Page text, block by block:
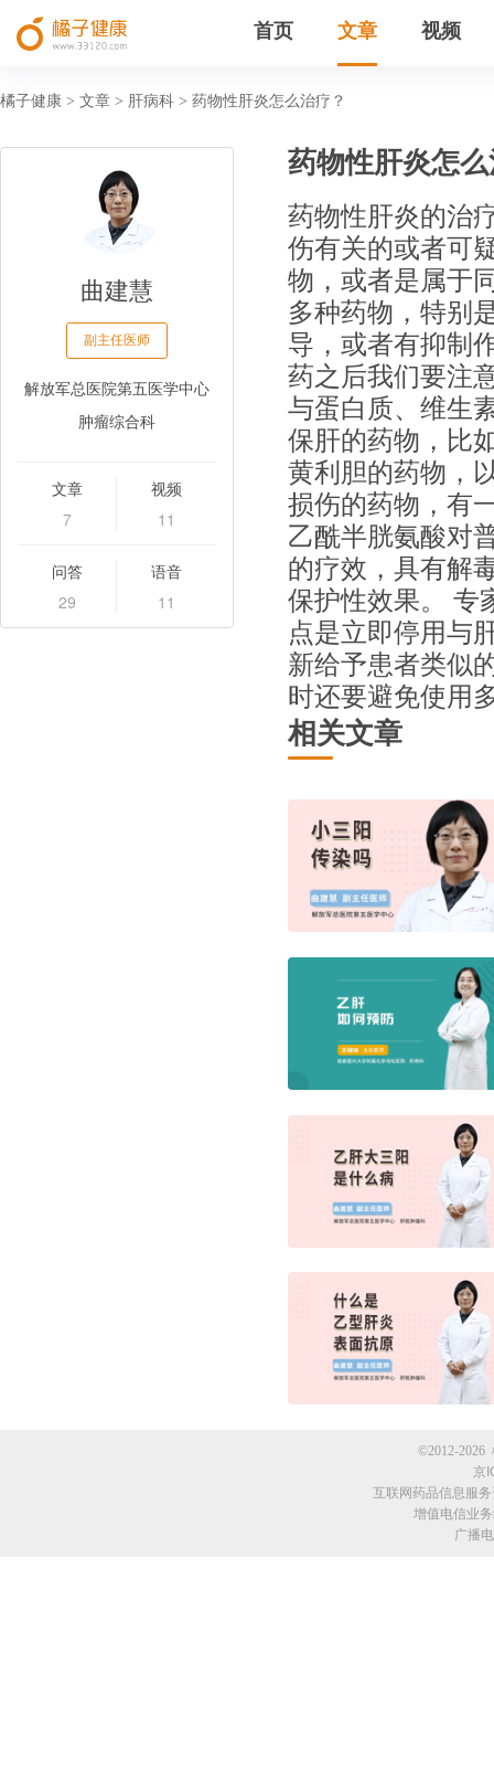
首页 文章 视频
橘子健康 > 文章 > 肝病科 > 药物性肝炎怎么治疗？
曲建慧
副主任医师
解放军总医院第五医学中心
肿瘤综合科
文章
7
视频
11
问答
29
语音
11
药物性肝炎怎
药物性肝炎的治
伤有关的或者可
物，或者是属于
多种药物，特别
导，或者有抑制
药之后我们要注
与蛋白质、维生
保肝的药物，比
黄利胆的药物，
损伤的药物，有
乙酰半胱氨酸对
的疗效，具有解
保护性效果。 专
点是立即停用与
新给予患者类似
时还要避免使用
相关文章
©2012-2026
京
互联网药品信息服
增值电信业
广播